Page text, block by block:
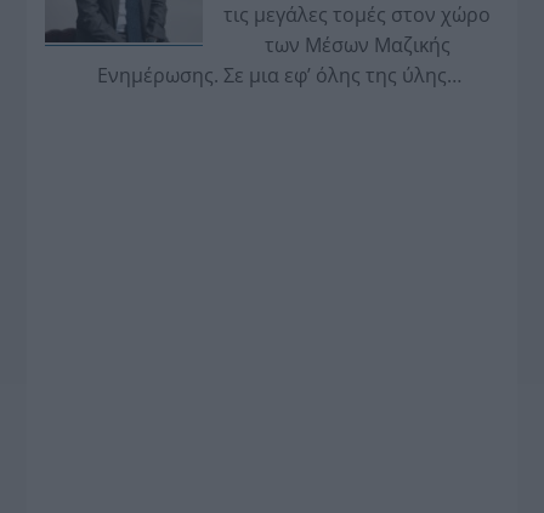
τις μεγάλες τομές στον χώρο
των Μέσων Μαζικής
Ενημέρωσης. Σε μια εφ’ όλης της ύλης